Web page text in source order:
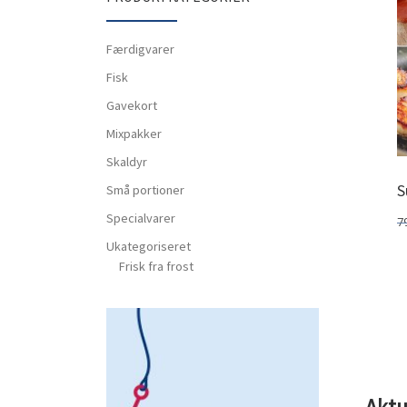
Færdigvarer
Fisk
Gavekort
Mixpakker
Skaldyr
Små portioner
Specialvarer
Ukategoriseret
Frisk fra frost